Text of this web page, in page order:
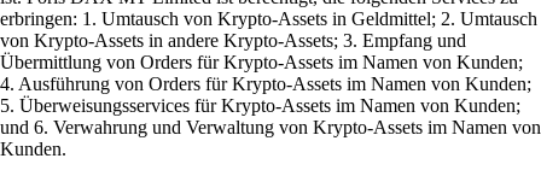
erbringen: 1. Umtausch von Krypto-Assets in Geldmittel; 2. Umtausch
von Krypto-Assets in andere Krypto-Assets; 3. Empfang und
Übermittlung von Orders für Krypto-Assets im Namen von Kunden;
4. Ausführung von Orders für Krypto-Assets im Namen von Kunden;
5. Überweisungsservices für Krypto-Assets im Namen von Kunden;
und 6. Verwahrung und Verwaltung von Krypto-Assets im Namen von
Kunden.